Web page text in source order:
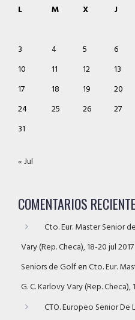
L
M X J
3
4 5 6
10
11 12 13
17
18 19 20
24
25 26 27
31
« Jul
COMENTARIOS
Cto. Eur. Master Senior
Vary (Rep. Checa), 18-20 jul
Seniors de GolfenCto. Eur.
G. C. Karlovy Vary (Rep. Checa),
CTO. Europeo Senior De